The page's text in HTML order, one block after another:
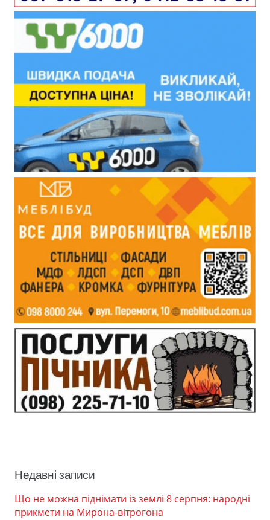
Недавні записи
Що не можна піднімати із землі 8 серпня: народні
прикмети на Мирона-вітрогона